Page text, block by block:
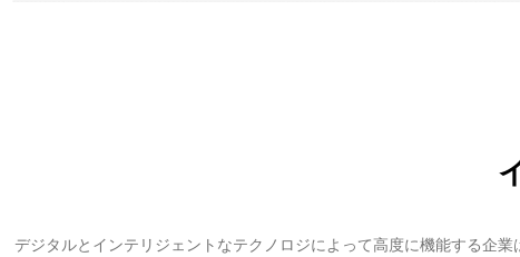
デジタルとインテリジェントなテクノロジによって高度に機能する企